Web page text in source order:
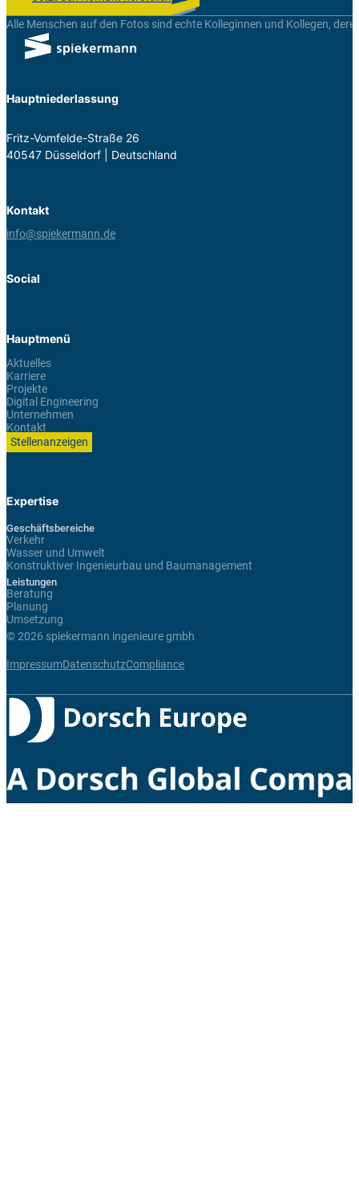
Alle Menschen auf den Fotos sind echte Kolleginnen und Kollegen,
Hauptniederlassung
Fritz-Vom­felde-Straße 26
40547 Düs­sel­dorf | Deutsch­land
Kontakt
info@spiekermann.de
Social
Hauptmenü
Aktuelles
Karriere
Projekte
Digital Engineering
Unternehmen
Kontakt
Stellenanzeigen
Expertise
Geschäftsbereiche
Verkehr
Wasser und Umwelt
Konstruktiver Ingenieurbau und Baumanagement
Leistungen
Beratung
Planung
Umsetzung
© 2026 spiekermann ingenieure gmbh
ImpressumDatenschutzCompliance